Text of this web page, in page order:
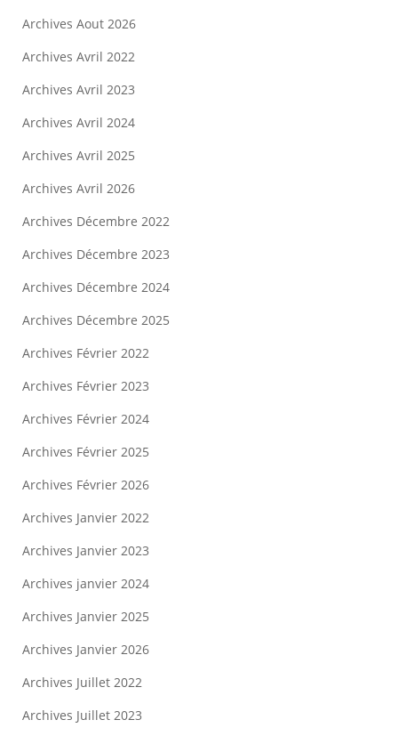
Archives Aout 2026
Archives Avril 2022
Archives Avril 2023
Archives Avril 2024
Archives Avril 2025
Archives Avril 2026
Archives Décembre 2022
Archives Décembre 2023
Archives Décembre 2024
Archives Décembre 2025
Archives Février 2022
Archives Février 2023
Archives Février 2024
Archives Février 2025
Archives Février 2026
Archives Janvier 2022
Archives Janvier 2023
Archives janvier 2024
Archives Janvier 2025
Archives Janvier 2026
Archives Juillet 2022
Archives Juillet 2023